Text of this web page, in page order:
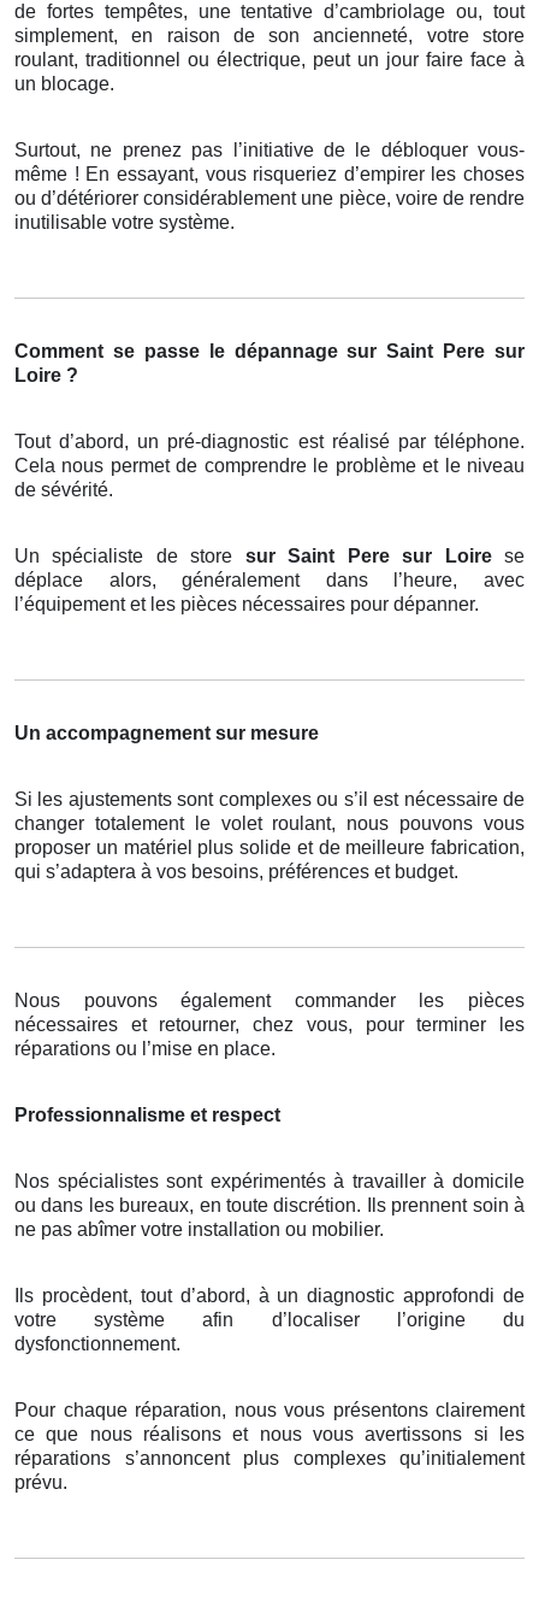
de fortes tempêtes, une tentative d’cambriolage ou, tout
simplement, en raison de son ancienneté, votre store
roulant, traditionnel ou électrique, peut un jour faire face à
un blocage.
Surtout, ne prenez pas l’initiative de le débloquer vous-
même ! En essayant, vous risqueriez d’empirer les choses
ou d’détériorer considérablement une pièce, voire de rendre
inutilisable votre système.
Comment se passe le dépannage sur Saint Pere sur
Loire ?
Tout d’abord, un pré-diagnostic est réalisé par téléphone.
Cela nous permet de comprendre le problème et le niveau
de sévérité.
Un spécialiste de store sur Saint Pere sur Loirese
déplace alors, généralement dans l’heure, avec
l’équipement et les pièces nécessaires pour dépanner.
Un accompagnement sur mesure
Si les ajustements sont complexes ou s’il est nécessaire de
changer totalement le volet roulant, nous pouvons vous
proposer un matériel plus solide et de meilleure fabrication,
qui s’adaptera à vos besoins, préférences et budget.
Nous pouvons également commander les pièces
nécessaires et retourner, chez vous, pour terminer les
réparations ou l’mise en place.
Professionnalisme et respect
Nos spécialistes sont expérimentés à travailler à domicile
ou dans les bureaux, en toute discrétion. Ils prennent soin à
ne pas abîmer votre installation ou mobilier.
Ils procèdent, tout d’abord, à un diagnostic approfondi de
votre système afin d’localiser l’origine du
dysfonctionnement.
Pour chaque réparation, nous vous présentons clairement
ce que nous réalisons et nous vous avertissons si les
réparations s’annoncent plus complexes qu’initialement
prévu.